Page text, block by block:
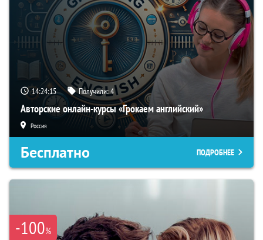
14:24:15 Получили:4
Авторские онлайн-курсы «Грокаем английский»
Россия
Бесплатно ПОДРОБНЕЕ
-100%